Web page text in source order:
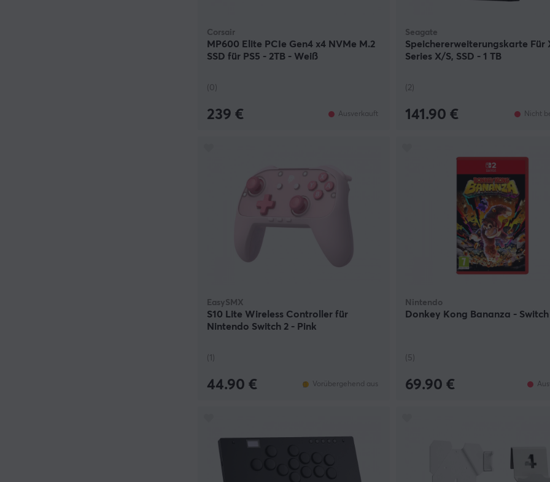
Corsair
MP600 Elite PCIe Gen4 x4 NVMe M.2
SSD für PS5 - 2TB - Weiß
(0)
239 € Ausverkauft
Seagate
Speichererweiterungskarte Für
Series X/S, SSD - 1 TB
(2)
141.90 € Nicht
EasySMX
S10 Lite Wireless Controller für
Nintendo Switch 2 - Pink
(1)
44.90 € Vorübergehend aus
Nintendo
Donkey Kong Bananza - Switch
(5)
69.90 €